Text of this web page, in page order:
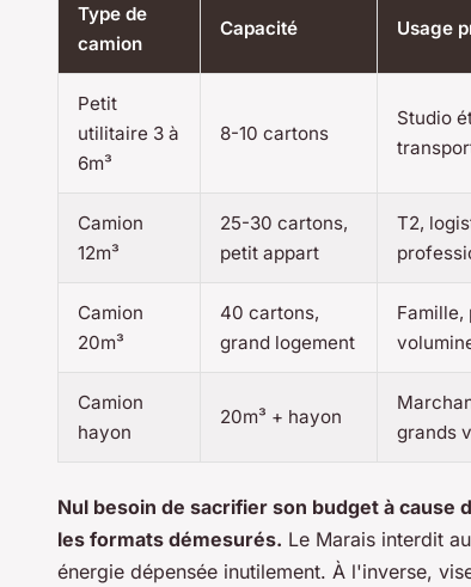
Type de
camion
Capacité Usage
Petit
utilitaire 3 à
6m³
8-10 cartons
Studio
Camion
12m³
25-30 cartons,
petit appart
T2,
Camion
20m³
40 cartons,
grand logement
Famille,
Camion
hayon
20m³ + hayon
grands
Nul besoin de sacrifier son budget à cause
les formats démesurés. Le Marais interdit
énergie dépensée inutilement. À l'inverse,